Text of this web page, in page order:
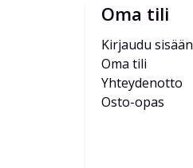
Oma tili
Kirjaudu sisään
Oma tili
Yhteydenotto
Osto-opas